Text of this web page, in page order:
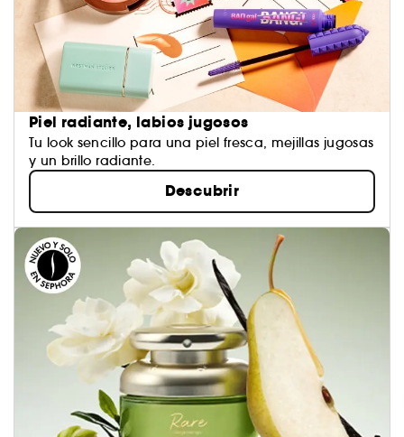
Piel radiante, labios jugosos
Tu look sencillo para una piel fresca, mejillas jugosas
y un brillo radiante.
Descubrir